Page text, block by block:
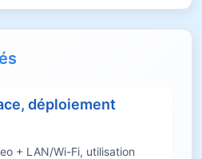
déploiement
+ LAN/Wi-Fi, utilisation